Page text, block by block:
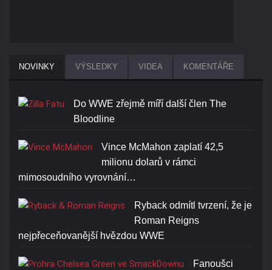
ME T-SHIRT
Cena: 1773-Kč
NOVINKY VÝSLEDKY VIDEA KOMENTÁŘE
Do WWE zřejmě míří další člen The
Bloodline
Vince McMahon zaplatí 42,5
milionu dolarů v rámci
mimosoudního vyrovnání…
Ryback odmítl tvrzení, že je
Roman Reigns
nejpřeceňovanější hvězdou WWE
Fanoušci